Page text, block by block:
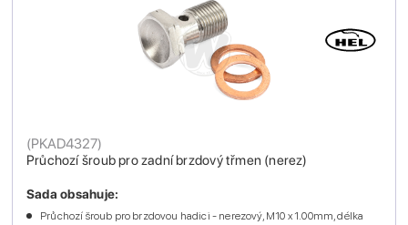
Průchozí šroub pro zadní brzdový třmen (nerez)
(PKAD4327)
Sada obsahuje:
Průchozí šroub pro brzdovou hadici - nerezový, M10 x 1.00mm, délka